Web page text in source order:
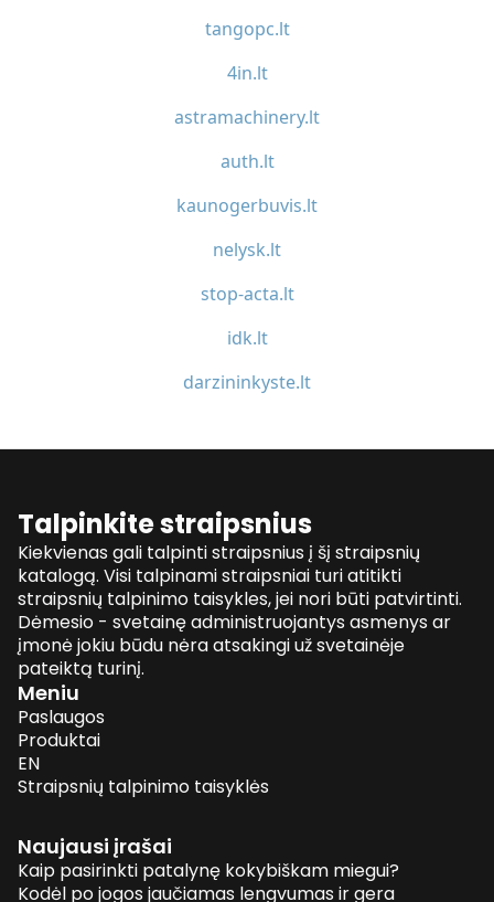
tangopc.lt
4in.lt
astramachinery.lt
auth.lt
kaunogerbuvis.lt
nelysk.lt
stop-acta.lt
idk.lt
darzininkyste.lt
Talpinkite straipsnius
Kiekvienas gali talpinti straipsnius į šį straipsnių
katalogą. Visi talpinami straipsniai turi atitikti
straipsnių talpinimo taisykles, jei nori būti patvirtinti.
Dėmesio - svetainę administruojantys asmenys ar
įmonė jokiu būdu nėra atsakingi už svetainėje
pateiktą turinį.
Meniu
Paslaugos
Produktai
EN
Straipsnių talpinimo taisyklės
Naujausi įrašai
Kaip pasirinkti patalynę kokybiškam miegui?
Kodėl po jogos jaučiamas lengvumas ir gera